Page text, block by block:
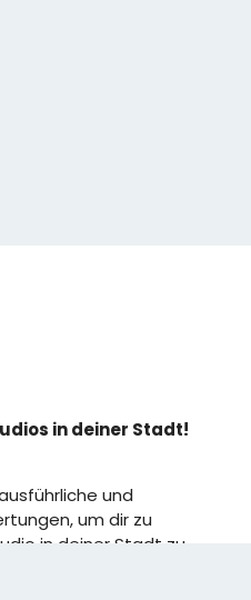
in deiner Stadt!
und
um dir zu
in deiner Stadt zu